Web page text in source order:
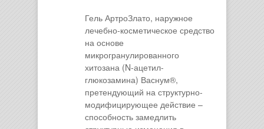
Гель АртроЗлато, наружное
лечебно-косметическое средство
на основе
микрогранулированного
хитозана (N-ацетил-
глюкозамина) Васнум®,
претендующий на структурно-
модифицирующее действие –
способность замедлить